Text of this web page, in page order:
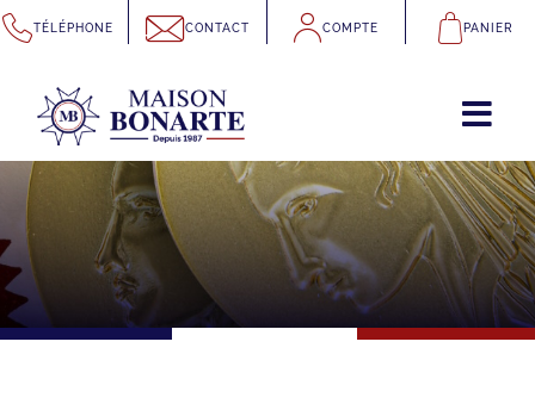
Passer
au
contenu
TÉLÉPHONE CONTACT COMPTE PANIER